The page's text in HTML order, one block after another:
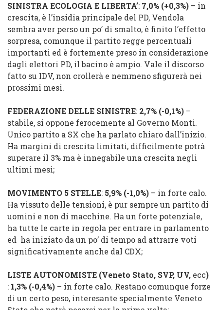
SINISTRA ECOLOGIA E LIBERTA’: 7,0% (+0,3%) – in
crescita, è l’insidia principale del PD, Vendola
sembra aver perso un po’ di smalto, è finito l’effetto
sorpresa, comunque il partito regge percentuali
importanti ed è fortemente preso in considerazione
dagli elettori PD, il bacino è ampio. Vale il discorso
fatto su IDV, non crollerà e nemmeno sfigurerà nei
prossimi mesi.
FEDERAZIONE DELLE SINISTRE: 2,7% (-0,1%) –
stabile, si oppone ferocemente al Governo Monti.
Unico partito a SX che ha parlato chiaro dall’inizio.
Ha margini di crescita limitati, difficilmente potrà
superare il 3% ma è innegabile una crescita negli
ultimi mesi;
MOVIMENTO 5 STELLE: 5,9% (-1,0%) – in forte calo.
Ha vissuto delle tensioni, è pur sempre un partito di
uomini e non di macchine. Ha un forte potenziale,
ha tutte le carte in regola per entrare in parlamento
ed ha iniziato da un po’ di tempo ad attrarre voti
significativamente anche dal CDX;
LISTE AUTONOMISTE (Veneto Stato, SVP, UV, ecc)
: 1,3% (-0,4%) – in forte calo. Restano comunque forze
di un certo peso, interesante specialmente Veneto